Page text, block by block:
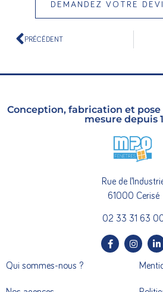
DEMANDEZ VOTRE
PRÉCÉDENT
Conception, fabrication et
mesure depuis
Rue de
61000 Cerisé
02 33 31 63
Qui sommes-nous ?